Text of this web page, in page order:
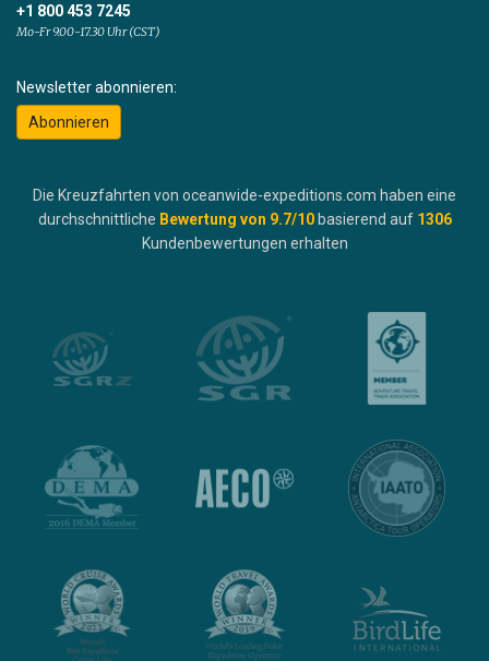
+1 800 453 7245
Mo-Fr 9.00-17.30 Uhr (CST)
Newsletter abonnieren:
Abonnieren
Die Kreuzfahrten von oceanwide-expeditions.com haben eine
durchschnittliche Bewertung von 9.7/10 basierend auf 1306
Kundenbewertungen erhalten